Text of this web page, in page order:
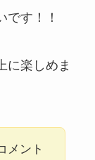
す！！
に楽しめま
メント